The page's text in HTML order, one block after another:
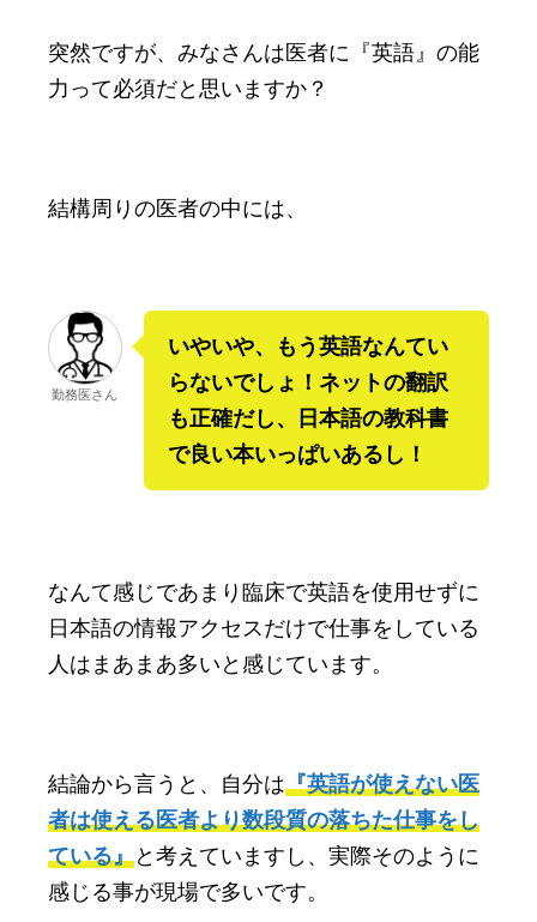
突然ですが、みなさんは医者に『英語』の能
力って必須だと思いますか？
結構周りの医者の中には、
勤務医さん
いやいや、もう英語なんてい
らないでしょ！ネットの翻訳
も正確だし、日本語の教科書
で良い本いっぱいあるし！
なんて感じであまり臨床で英語を使用せずに
日本語の情報アクセスだけで仕事をしている
人はまあまあ多いと感じています。
結論から言うと、自分は『英語が使えない医
者は使える医者より数段質の落ちた仕事をし
ている』と考えていますし、実際そのように
感じる事が現場で多いです。